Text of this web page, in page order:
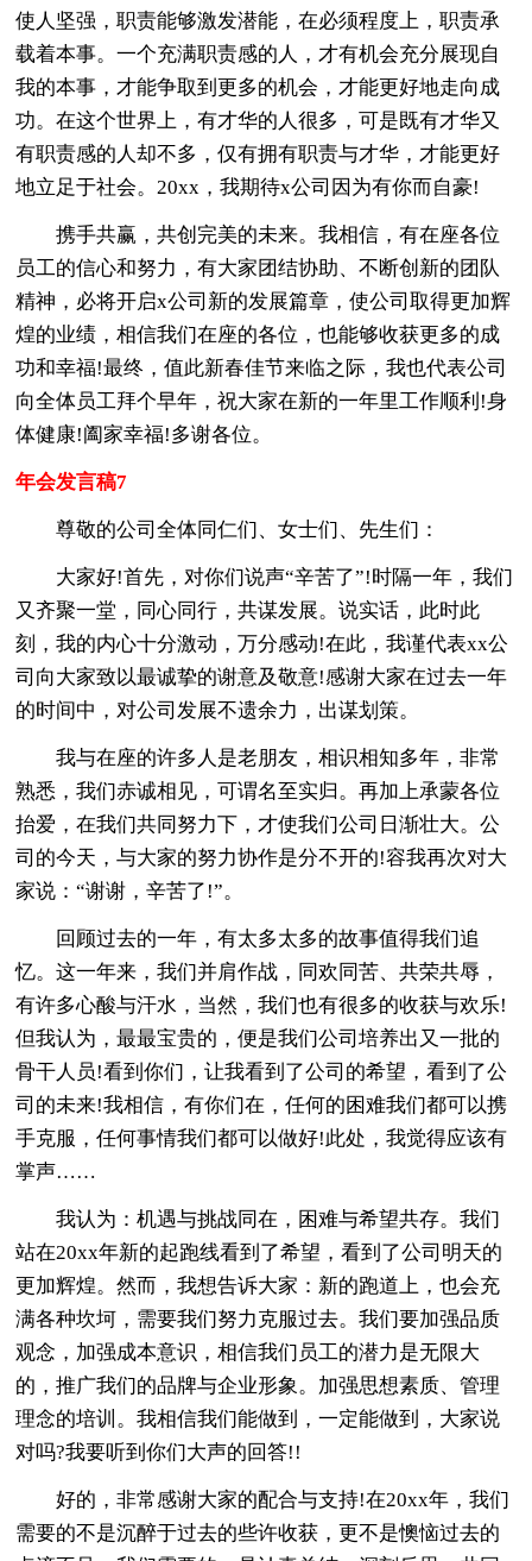
使人坚强，职责能够激发潜能，在必须程度上，职责承
载着本事。一个充满职责感的人，才有机会充分展现自
我的本事，才能争取到更多的机会，才能更好地走向成
功。在这个世界上，有才华的人很多，可是既有才华又
有职责感的人却不多，仅有拥有职责与才华，才能更好
地立足于社会。20xx，我期待x公司因为有你而自豪!
携手共赢，共创完美的未来。我相信，有在座各位
员工的信心和努力，有大家团结协助、不断创新的团队
精神，必将开启x公司新的发展篇章，使公司取得更加辉
煌的业绩，相信我们在座的各位，也能够收获更多的成
功和幸福!最终，值此新春佳节来临之际，我也代表公司
向全体员工拜个早年，祝大家在新的一年里工作顺利!身
体健康!阖家幸福!多谢各位。
年会发言稿7
尊敬的公司全体同仁们、女士们、先生们：
大家好!首先，对你们说声“辛苦了”!时隔一年，我们
又齐聚一堂，同心同行，共谋发展。说实话，此时此
刻，我的内心十分激动，万分感动!在此，我谨代表xx公
司向大家致以最诚挚的谢意及敬意!感谢大家在过去一年
的时间中，对公司发展不遗余力，出谋划策。
我与在座的许多人是老朋友，相识相知多年，非常
熟悉，我们赤诚相见，可谓名至实归。再加上承蒙各位
抬爱，在我们共同努力下，才使我们公司日渐壮大。公
司的今天，与大家的努力协作是分不开的!容我再次对大
家说：“谢谢，辛苦了!”。
回顾过去的一年，有太多太多的故事值得我们追
忆。这一年来，我们并肩作战，同欢同苦、共荣共辱，
有许多心酸与汗水，当然，我们也有很多的收获与欢乐!
但我认为，最最宝贵的，便是我们公司培养出又一批的
骨干人员!看到你们，让我看到了公司的希望，看到了公
司的未来!我相信，有你们在，任何的困难我们都可以携
手克服，任何事情我们都可以做好!此处，我觉得应该有
掌声……
我认为：机遇与挑战同在，困难与希望共存。我们
站在20xx年新的起跑线看到了希望，看到了公司明天的
更加辉煌。然而，我想告诉大家：新的跑道上，也会充
满各种坎坷，需要我们努力克服过去。我们要加强品质
观念，加强成本意识，相信我们员工的潜力是无限大
的，推广我们的品牌与企业形象。加强思想素质、管理
理念的培训。我相信我们能做到，一定能做到，大家说
对吗?我要听到你们大声的回答!!
好的，非常感谢大家的配合与支持!在20xx年，我们
需要的不是沉醉于过去的些许收获，更不是懊恼过去的